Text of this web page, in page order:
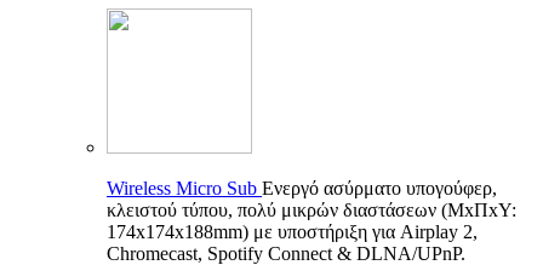
Wireless Micro Sub Ενεργό ασύρματο υπογούφερ,
κλειστού τύπου, πολύ μικρών διαστάσεων (ΜxΠxΥ:
174x174x188mm) με υποστήριξη για Airplay 2,
Chromecast, Spotify Connect & DLNA/UPnP.